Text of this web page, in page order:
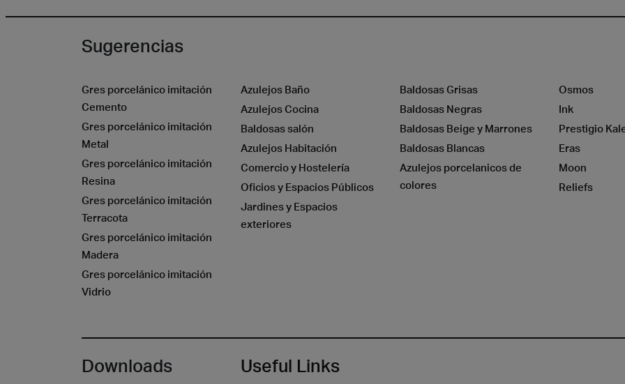
Piedra Madera
Sugerencias
Gres porcelánico imitación
Cemento
Gres porcelánico imitación
Metal
Gres porcelánico imitación
Resina
Gres porcelánico imitación
Terracota
Gres porcelánico imitación
Madera
Gres porcelánico imitación
Vidrio
Azulejos Baño
Azulejos Cocina
Baldosas salón
Azulejos Habitación
Comercio y Hostelería
Oficios y Espacios Públicos
Jardines y Espacios
exteriores
Baldosas Grisas
Baldosas Negras
Baldosas Beige y Marrones
Baldosas Blancas
Azulejos porcelanicos de
colores
Osmos
Ink
Prestigio
Eras
Moon
Reliefs
Downloads Useful Links